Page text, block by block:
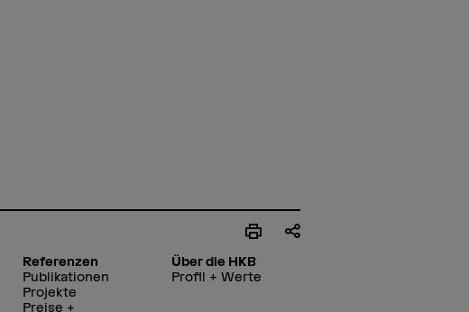
Referenzen
Publikationen
Projekte
Preise +
Über die HKB
Profil + Werte